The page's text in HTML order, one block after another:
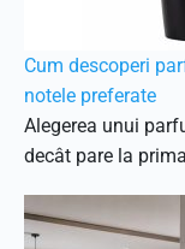
Cum descoperi
notele preferate
Alegerea unui
decât pare la